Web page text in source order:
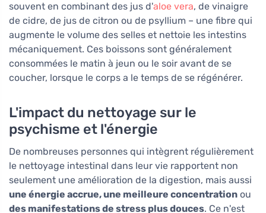
souvent en combinant des jus d'aloe vera, de vinaigre
de cidre, de jus de citron ou de psyllium – une fibre qui
augmente le volume des selles et nettoie les intestins
mécaniquement. Ces boissons sont généralement
consommées le matin à jeun ou le soir avant de se
coucher, lorsque le corps a le temps de se régénérer.
L'impact du nettoyage sur le
psychisme et l'énergie
De nombreuses personnes qui intègrent régulièrement
le nettoyage intestinal dans leur vie rapportent non
seulement une amélioration de la digestion, mais aussi
une énergie accrue, une meilleure concentration ou
des manifestations de stress plus douces. Ce n'est